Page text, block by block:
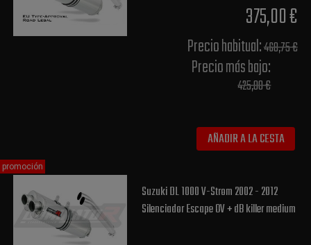
375,00 €
Precio habitual​:468,75 €
Precio más bajo​:
425,00 €
AÑADIR A LA CESTA
Suzuki DL 1000 V-Strom 2002 - 2012
Silenciador Escape OV + dB killer medium
promoción